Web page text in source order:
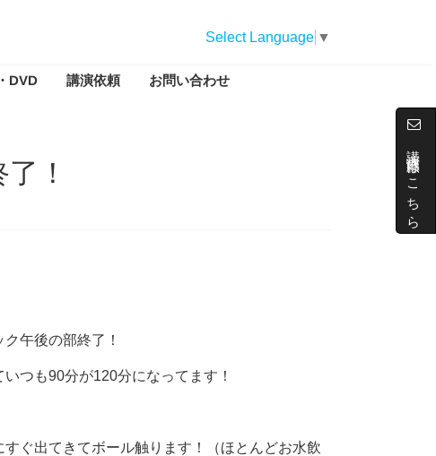
講演依頼はこちら
Select Language ▼
DVD 講演依頼 お問い合わせ
！
午後の部終了！
つも90分が120分になってます！
ぐ出てきてボール触ります！（ほとんどお水飲